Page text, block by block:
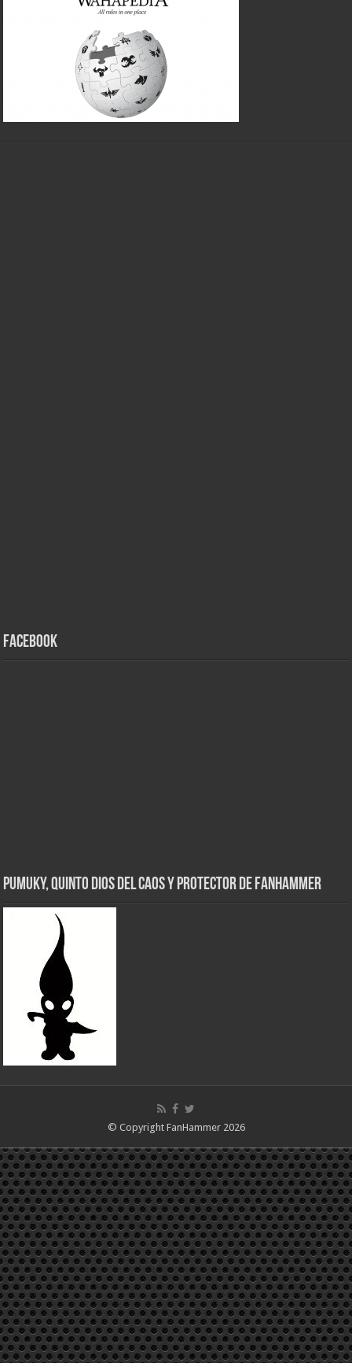
Facebook
Pumuky, Quinto Dios del Caos y Protector de FanHammer
© Copyright FanHammer 2026